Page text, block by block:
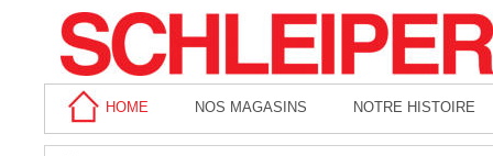
HOME NOS MAGASINS NOTRE HISTOIRE